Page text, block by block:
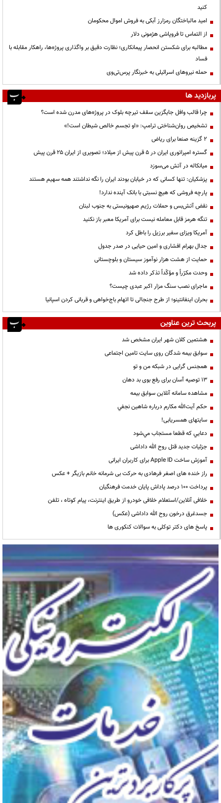
کنید
امید مالباختگان رمزارز آبکی به فروش اموال محکومان
از التماس تا فروپاشی هژمونی دلار
مطالبه برای شکستن انحصار پیمانکاری؛ نظارت دقیق بر واگذاری پروژه‌ها، راهکار مقابله با
فساد
حمله نیروهای اسرائیلی به خبرنگار پرس‌تی‌وی
پربازدید ها
چرا قالب وافل جایگزین سقف تیرچه بلوک در پروژه‌های مدرن شده است؟
تشخیص روان‌شناختی ترامپ: «او تجسم خالص شیطان است!»
۲ گزینه صنعا برای ریاض
گستره امپراتوری ایران در ۵ قرن پیش از میلاد؛ تصویری از ایران ۲۵ قرن پیش
میانکاله در آتش می‌سوزد
پزشکیان: تنها کسانی که در خیابان بودند ایران را نگه نداشتند همه سهیم هستند
پارچه فروشی که هیچ نسبتی با بانک آینده ندارد!
نقض آتش‌بس و حملات رژیم صهیونیستی به جنوب لبنان
تنگه هرمز قابل معامله نیست برای آمریکا معبر باز نکنید
آمریکا ویزای سفیر برزیل را باطل کرد
جدال بهرام افشاری و امین حیایی در صدر جدول
حمایت از هشت هزار نوآموز سیستان و بلوچستانی
وحدت مکرّراً و مؤکّداً تذکر داده شد
ماجرای نصب سنگ مزار اکبر عبدی چیست؟
بحران اینفانتینو؛ از طرح جنجالی تا اتهام باج‌خواهی و قربانی کردن اسپانیا
پربحث ترین عناوین
هشتمین کلان شهر ایران مشخص شد
سوابق بیمه شدگان روی سایت تامین اجتماعی
همجنس گرایی در شبکه من و تو
13 توصیه آسان برای رفع بوی بد دهان
مشاهده سامانه آنلاين سوابق بیمه
حكم آيت‌الله مكارم درباره شاهين نجفي
سایتهای همسریابی!
دعايي كه قطعا مستجاب مي‌شود
جزئیات جدید قتل روح الله داداشی
آموزش ساخت Apple ID برای کاربران ایرانی
راز خنده های اصغر فرهادی به حرکت بی شرمانه خانم بازیگر + عکس
پرداخت ۱۰۰ درصد پاداش پایان خدمت فرهنگیان
خلافی آنلاین/استعلام خلافی خودرو از طریق اینترنت، پیام کوتاه ، تلفن
جسدغرق درخون روح الله داداشی (عکس)
پاسخ های دکتر توکلی به سوالات کنکوری ها